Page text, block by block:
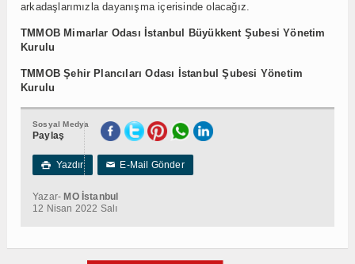
arkadaşlarımızla dayanışma içerisinde olacağız.
TMMOB Mimarlar Odası İstanbul Büyükkent Şubesi Yönetim
Kurulu
TMMOB Şehir Plancıları Odası İstanbul Şubesi Yönetim
Kurulu
Sosyal Medya
Paylaş
 Yazdır ✉E-Mail Gönder
Yazar- MO İstanbul
12 Nisan 2022 Salı